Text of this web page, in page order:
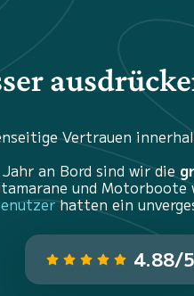
Vertrauen
an Bord sind wir die
und
hatten ein
4.88/5